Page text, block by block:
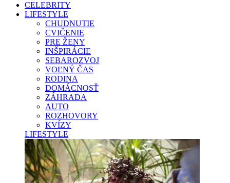
CELEBRITY
LIFESTYLE
CHUDNUTIE
CVIČENIE
PRE ŽENY
INŠPIRÁCIE
SEBAROZVOJ
VOĽNÝ ČAS
RODINA
DOMÁCNOSŤ
ZÁHRADA
AUTO
ROZHOVORY
KVÍZY
LIFESTYLE